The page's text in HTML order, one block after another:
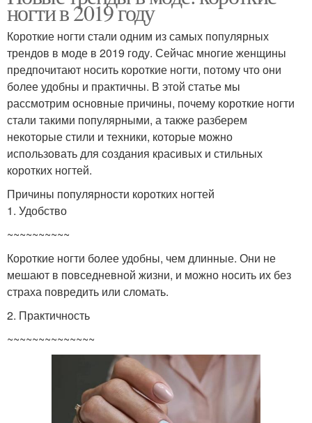
ногти в 2019 году
Короткие ногти стали одним из самых популярных
трендов в моде в 2019 году. Сейчас многие женщины
предпочитают носить короткие ногти, потому что они
более удобны и практичны. В этой статье мы
рассмотрим основные причины, почему короткие ногти
стали такими популярными, а также разберем
некоторые стили и техники, которые можно
использовать для создания красивых и стильных
коротких ногтей.
Причины популярности коротких ногтей
1. Удобство
~~~~~~~~~~
Короткие ногти более удобны, чем длинные. Они не
мешают в повседневной жизни, и можно носить их без
страха повредить или сломать.
2. Практичность
~~~~~~~~~~~~~~